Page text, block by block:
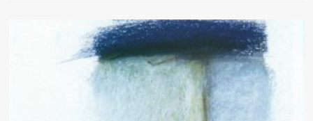
«Blue
in
Green»
da